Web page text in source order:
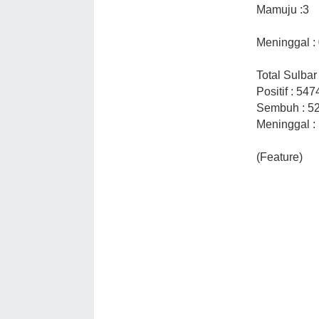
Mamuju :3
Meninggal :
Total Sulbar
Positif :
Sembuh :
Meninggal :
(Feature)